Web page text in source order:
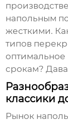
напольным
жесткими.
типов
оптимальное
срокам?
классики
Рынок